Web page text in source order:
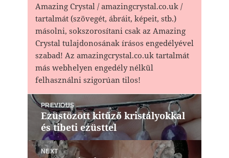
Amazing Crystal / amazingcrystal.co.uk /
tartalmát (szövegét, ábráit, képeit, stb.)
másolni, sokszorosítani csak az Amazing
Crystal tulajdonosának írásos engedélyével
szabad! Az amazingcrystal.co.uk tartalmát
más webhelyen engedély nélkül
felhasználni szigorúan tilos!
Bejegyzés
navigáció
PREVIOUS
Previous
post:
Ezüstözött kitűző kristályokkal
és tibeti ezüsttel
NEXT